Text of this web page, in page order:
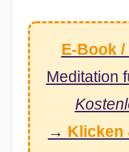
E-Book /
Meditation
→ Klicken